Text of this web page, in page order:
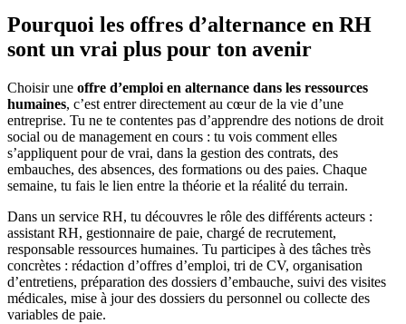
Pourquoi les offres d’alternance en RH
sont un vrai plus pour ton avenir
Choisir une offre d’emploi en alternance dans les ressources
humaines, c’est entrer directement au cœur de la vie d’une
entreprise. Tu ne te contentes pas d’apprendre des notions de droit
social ou de management en cours : tu vois comment elles
s’appliquent pour de vrai, dans la gestion des contrats, des
embauches, des absences, des formations ou des paies. Chaque
semaine, tu fais le lien entre la théorie et la réalité du terrain.
Dans un service RH, tu découvres le rôle des différents acteurs :
assistant RH, gestionnaire de paie, chargé de recrutement,
responsable ressources humaines. Tu participes à des tâches très
concrètes : rédaction d’offres d’emploi, tri de CV, organisation
d’entretiens, préparation des dossiers d’embauche, suivi des visites
médicales, mise à jour des dossiers du personnel ou collecte des
variables de paie.